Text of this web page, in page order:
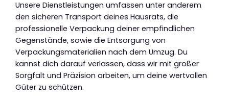
Unsere Dienstleistungen umfassen unter anderem
den sicheren Transport deines Hausrats, die
professionelle Verpackung deiner empfindlichen
Gegenstände, sowie die Entsorgung von
Verpackungsmaterialien nach dem Umzug. Du
kannst dich darauf verlassen, dass wir mit großer
Sorgfalt und Präzision arbeiten, um deine wertvollen
Güter zu schützen.